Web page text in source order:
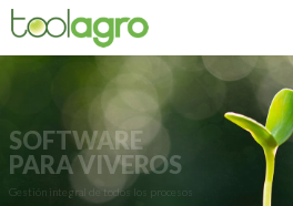
SOFTWARE
PARA VIVEROS
Gestión integral de todos los procesos